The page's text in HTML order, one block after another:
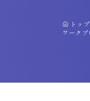
トッ
ワーク